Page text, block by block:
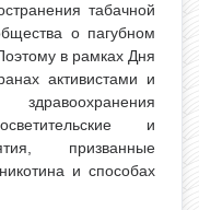
табачной
о пагубном
в рамках Дня
активистами и
здравоохранения
и
призванные
и способах